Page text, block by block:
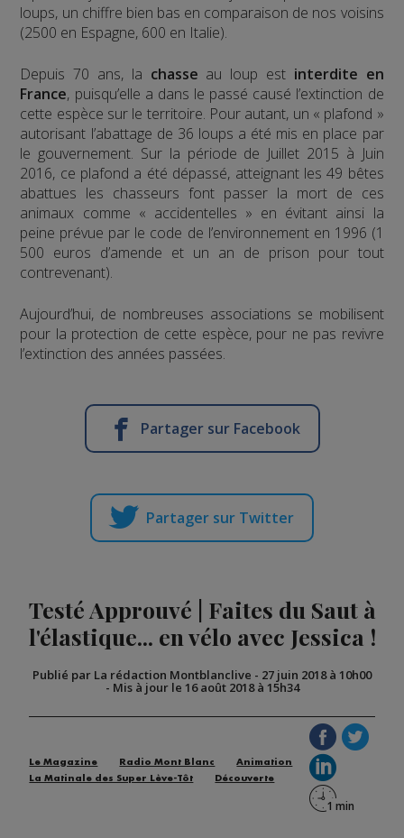
loups, un chiffre bien bas en comparaison de nos voisins
(2500 en Espagne, 600 en Italie).
Depuis 70 ans, la chasse au loup est interdite en
France, puisqu’elle a dans le passé causé l’extinction de
cette espèce sur le territoire. Pour autant, un « plafond »
autorisant l’abattage de 36 loups a été mis en place par
le gouvernement. Sur la période de Juillet 2015 à Juin
2016, ce plafond a été dépassé, atteignant les 49 bêtes
abattues les chasseurs font passer la mort de ces
animaux comme « accidentelles » en évitant ainsi la
peine prévue par le code de l’environnement en 1996 (1
500 euros d’amende et un an de prison pour tout
contrevenant).
Aujourd’hui, de nombreuses associations se mobilisent
pour la protection de cette espèce, pour ne pas revivre
l’extinction des années passées.
Partager sur Facebook
Partager sur Twitter
Testé Approuvé | Faites du Saut à
l'élastique... en vélo avec Jessica !
Publié par La rédaction Montblanclive - 27 juin 2018 à 10h00
- Mis à jour le 16 août 2018 à 15h34
Le Magazine Radio Mont Blanc
Animation
La Matinale des Super Lève-Tôt
Découverte